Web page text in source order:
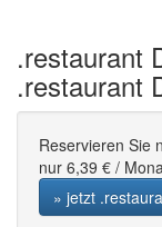
.restaurant
.restaurant
Reservieren Sie
nur 6,39 € /
» jetzt